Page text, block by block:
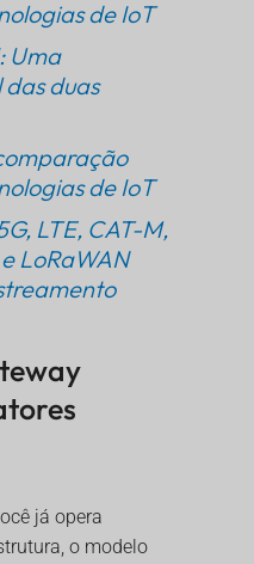
de IoT
Uma
duas
de IoT
LTE, CAT-M,
LoRaWAN
já opera
o modelo